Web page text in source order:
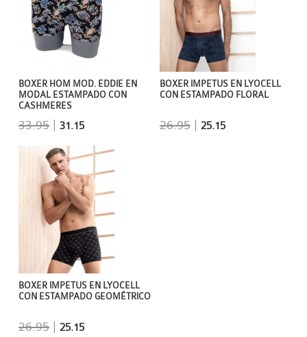
BOXER IMPETUS EN LYOCELL
CON ESTAMPADO FLORAL
26.95| 25.15
BOXER HOM MOD. EDDIE EN
MODAL ESTAMPADO CON
CASHMERES
33.95 |31.15
BOXER IMPETUS EN LYOCELL
CON ESTAMPADO GEOMÉTRICO
26.95 |25.15